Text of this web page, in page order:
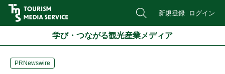
新規登録 ログイン
学び・つながる観光産業メディア
PRNewswire